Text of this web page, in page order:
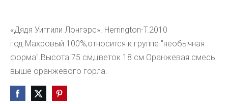
«Дядя Уиггили Лонгэрс». Herrington-T.2010
год.Махровый 100%,относится к группе "необычная
форма".Высота 75 см,цветок 18 см.Оранжевая смесь
выше оранжевого горла.